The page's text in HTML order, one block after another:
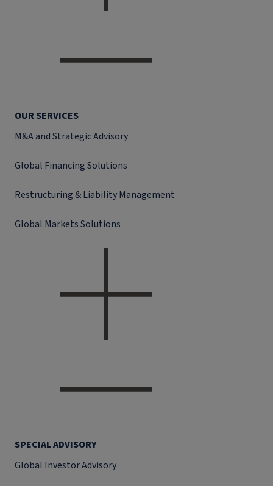
OUR SERVICES
M&A and Strategic Advisory
Global Financing Solutions
Restructuring & Liability Management
Global Markets Solutions
SPECIAL ADVISORY
Global Investor Advisory